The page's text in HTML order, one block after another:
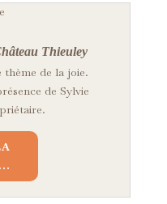
Thieuley
de la joie.
de Sylvie